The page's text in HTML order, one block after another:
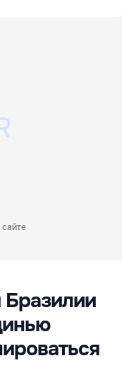
Бразилии